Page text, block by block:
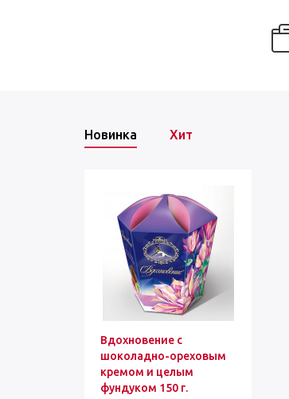
Новинка Хит
Вдохновение с
шоколадно-ореховым
кремом и целым
фундуком 150 г.